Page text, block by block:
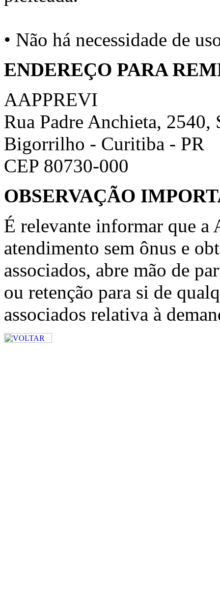
• Não há necessidade de
ENDEREÇO PARA
AAPPREVI
Rua Padre Anchieta, 2540,
Bigorrilho - Curitiba - PR
CEP 80730-000
OBSERVAÇÃO
É relevante informar que
atendimento sem ônus e
associados, abre mão de
ou retenção para si de
associados relativa à